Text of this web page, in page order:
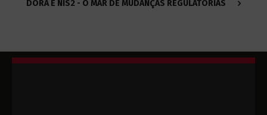
DORA E NIS2 - O MAR DE MUDANÇAS REGULATÓRIAS